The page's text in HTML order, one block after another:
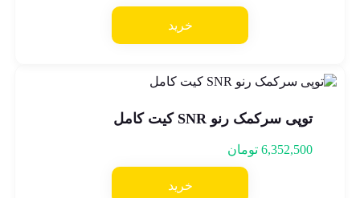
خرید
توپی سرکمک رنو SNR کیت کامل
6,352,500 تومان
خرید